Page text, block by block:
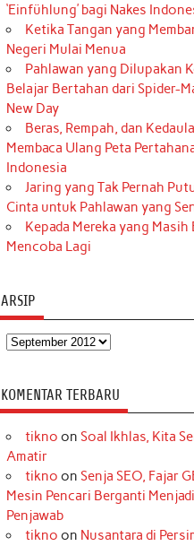
‘Einfühlung’ bagi Nakes
Ketika Tangan yang
Negeri Mulai Menua
Pahlawan yang Dilupakan
Belajar Bertahan dari Spider-
New Day
Beras, Rempah, dan
Membaca Ulang Peta
Indonesia
Jaring yang Tak Pernah
Cinta untuk Pahlawan yang
Kepada Mereka yang Masih
Mencoba Lagi
ARSIP
Arsip
KOMENTAR TERBARU
tikno on Soal Ikhlas, Kita
Amatir
tikno on Senja SEO, Fajar
Mesin Pencari Berganti
Penjawab
tikno on Nusantara di